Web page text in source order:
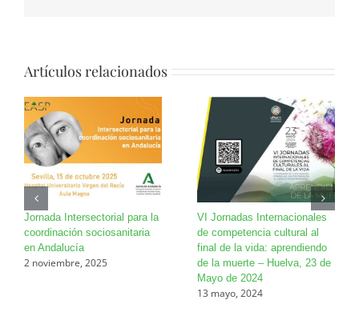
Artículos relacionados
Jornada Intersectorial para la
coordinación sociosanitaria
en Andalucía
2 noviembre, 2025
VI Jornadas Internacionales
de competencia cultural al
final de la vida: aprendiendo
de la muerte – Huelva, 23 de
Mayo de 2024
13 mayo, 2024